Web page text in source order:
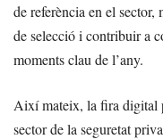
de referència en el sector,
de selecció i contribuir a
moments clau de l’any.
Així mateix, la fira digital
sector de la seguretat